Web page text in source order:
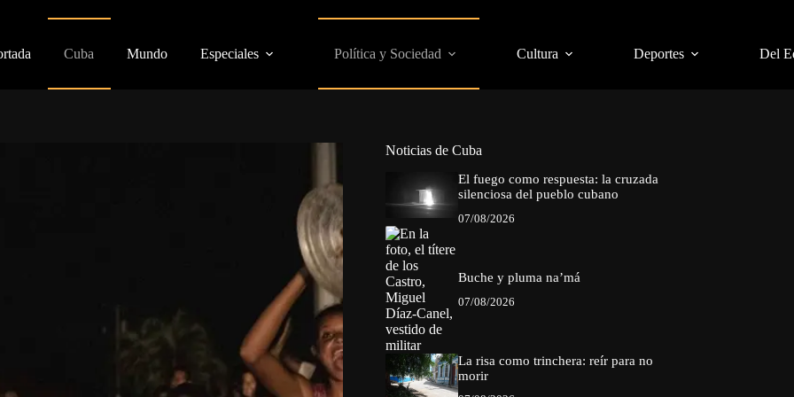
Cuba Mundo Especiales Política y Sociedad Cultura Deportes Del
Noticias de Cuba
El fuego como respuesta: la cruzada
silenciosa del pueblo cubano
07/08/2026
Buche y pluma na’má
07/08/2026
La risa como trinchera: reír para no
morir